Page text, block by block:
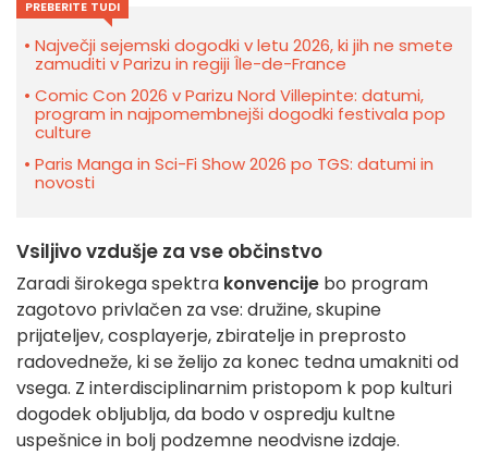
PREBERITE TUDI
Največji sejemski dogodki v letu 2026, ki jih ne smete
zamuditi v Parizu in regiji Île-de-France
Comic Con 2026 v Parizu Nord Villepinte: datumi,
program in najpomembnejši dogodki festivala pop
culture
Paris Manga in Sci-Fi Show 2026 po TGS: datumi in
novosti
Vsiljivo vzdušje za vse občinstvo
Zaradi širokega spektra konvencije bo program
zagotovo privlačen za vse: družine, skupine
prijateljev, cosplayerje, zbiratelje in preprosto
radovedneže, ki se želijo za konec tedna umakniti od
vsega. Z interdisciplinarnim pristopom k pop kulturi
dogodek obljublja, da bodo v ospredju kultne
uspešnice in bolj podzemne neodvisne izdaje.